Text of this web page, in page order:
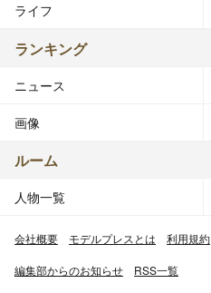
ライフ
ランキング
ニュース
画像
ルーム
人物一覧
会社概要 モデルプレスとは 利用規約
編集部からのお知らせ RSS一覧